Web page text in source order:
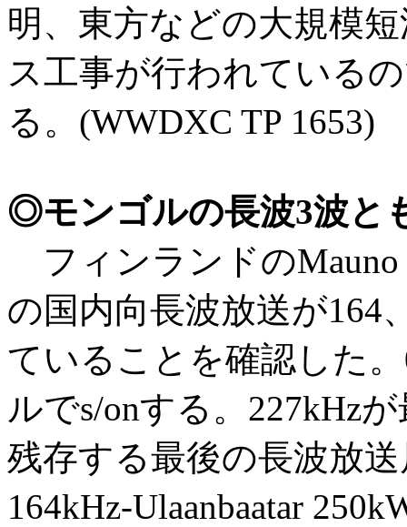
明、東方などの大規模
ス工事が行われている
る。(WWDXC TP 1653)
◎モンゴルの長波3波と
フィンランドのMauno
の国内向長波放送が164
ていることを確認した
ルでs/onする。227kHz
残存する最後の長波放
164kHz-Ulaanbaatar